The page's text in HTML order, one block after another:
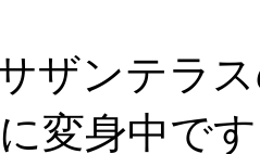
ザンテラ
変身中で